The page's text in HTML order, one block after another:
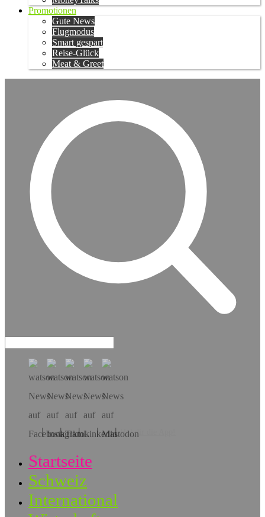
Promotionen
Gute News
Flugmodus
Smart gespart
Reise-Glück
Meat & Greet
Hol dir die App!
Startseite
Schweiz
International